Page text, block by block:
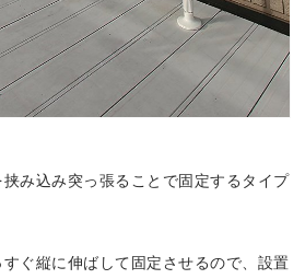
み込み突っ張ることで固定するタイプ
ぐ縦に伸ばして固定させるので、設置